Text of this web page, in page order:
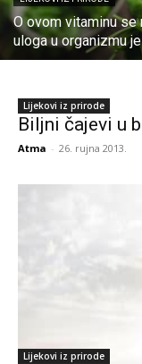
O ovom vitaminu
uloga u
Lijekovi iz prirode
Biljni čajevi u
Atma - 26. rujna 2013.
Lijekovi iz prirode